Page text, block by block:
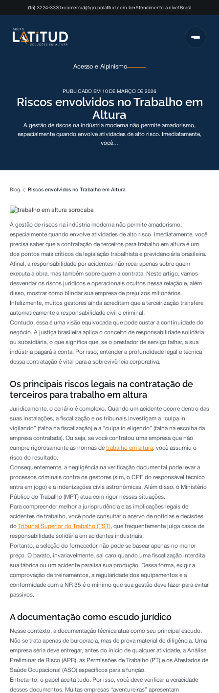
(15) 3224-3330•comercial@grupolatitud.com.br•Atendimento a nível Brasil
Acesso e Alpinismo
PUBLICADO EM 10 DE MARÇO DE 2026
Riscos envolvidos no Trabalho em
Altura
A gestão de riscos na indústria moderna não permite amadorismo,
especialmente quando envolve atividades de alto risco. Imediatamente,
você…
Blog Riscos envolvidos no Trabalho em Altura
A gestão de riscos na indústria moderna não permite amadorismo,
especialmente quando envolve atividades de alto risco. Imediatamente, você
precisa saber que a contratação de terceiros para trabalho em altura é um
dos pontos mais críticos da legislação trabalhista e previdenciária brasileira.
Afinal, a responsabilidade por acidentes não recai apenas sobre quem
executa a obra, mas também sobre quem a contrata. Neste artigo, vamos
desvendar os riscos jurídicos e operacionais ocultos nessa relação e, além
disso, mostrar como blindar sua empresa de prejuízos milionários.
Infelizmente, muitos gestores ainda acreditam que a terceirização transfere
automaticamente a responsabilidade civil e criminal.
Contudo, essa é uma visão equivocada que pode custar a continuidade do
negócio. A justiça brasileira aplica o conceito de responsabilidade solidária
ou subsidiária, o que significa que, se o prestador de serviço falhar, a sua
indústria pagará a conta. Por isso, entender a profundidade legal e técnica
dessa contratação é vital para a sobrevivência corporativa.
Os principais riscos legais na contratação de
terceiros para trabalho em altura
Juridicamente, o cenário é complexo. Quando um acidente ocorre dentro das
suas instalações, a fiscalização e os tribunais investigam a “culpa in
vigilando” (falha na fiscalização) e a “culpa in eligendo” (falha na escolha da
empresa contratada). Ou seja, se você contratou uma empresa que não
cumpre rigorosamente as normas de trabalho em altura, você assumiu o
risco do resultado.
Consequentemente, a negligência na verificação documental pode levar a
processos criminais contra os gestores (sim, o CPF do responsável técnico
entra em jogo) e a indenizações civis astronômicas. Além disso, o Ministério
Público do Trabalho (MPT) atua com rigor nessas situações.
Para compreender melhor a jurisprudência e as implicações legais de
acidentes de trabalho, você pode consultar o acervo de notícias e decisões
do Tribunal Superior do Trabalho (TST), que frequentemente julga casos de
responsabilidade solidária em acidentes industriais.
Portanto, a seleção do fornecedor não pode se basear apenas no menor
preço. O barato, invariavelmente, sai caro quando uma fiscalização interdita
sua fábrica ou um acidente paralisa sua produção. Dessa forma, exigir a
comprovação de treinamentos, a regularidade dos equipamentos e a
conformidade com a NR 35 é o mínimo que sua gestão deve fazer para evitar
passivos.
A documentação como escudo jurídico
Nesse contexto, a documentação técnica atua como seu principal escudo.
Não se trata apenas de burocracia, mas de prova material de diligência. Uma
empresa séria deve entregar, antes do início de qualquer atividade, a Análise
Preliminar de Risco (APR), as Permissões de Trabalho (PT) e os Atestados de
Saúde Ocupacional (ASO) específicos para a função.
Entretanto, o papel aceita tudo. Por isso, você deve verificar a veracidade
desses documentos. Muitas empresas “aventureiras” apresentam